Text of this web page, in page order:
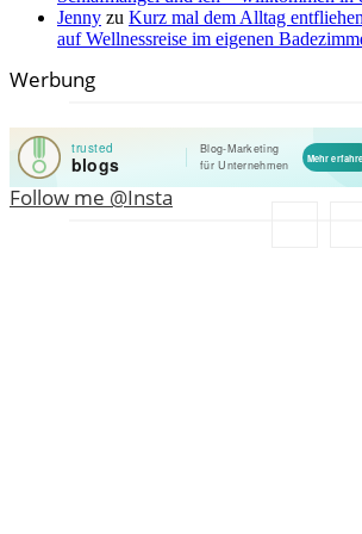
Jenny zu Kurz mal dem Alltag
auf Wellnessreise im eigenen
Werbung
Follow me @Insta